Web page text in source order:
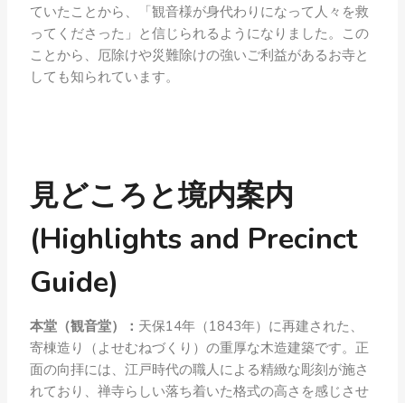
ていたことから、「観音様が身代わりになって人々を救
ってくださった」と信じられるようになりました。この
ことから、厄除けや災難除けの強いご利益があるお寺と
しても知られています。
見どころと境内案内
(Highlights and Precinct
Guide)
本堂（観音堂）： 天保14年（1843年）に再建された、
寄棟造り（よせむねづくり）の重厚な木造建築です。正
面の向拝には、江戸時代の職人による精緻な彫刻が施さ
れており、禅寺らしい落ち着いた格式の高さを感じさせ